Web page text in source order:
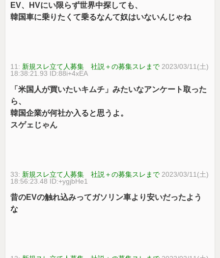
EV、HVにい限らず世界中探しても、
韓国車に乗りたくて乗るなんて奴はいないんじゃね
11: 新規スレ立て人募集 社説＋の募集スレまで 2023/03/11(土)
18:38:21.93 ID:88i+4xEA
「米国人が買いたいキムチ」みたいなアンケート取った
ら、
韓国企業が何社か入ると思うよ。
スゲェじゃん
33: 新規スレ立て人募集 社説＋の募集スレまで 2023/03/11(土)
18:56:23.48 ID:+ygjbHe1
昔のEVの触れ込みってガソリン車より安いだったよう
な